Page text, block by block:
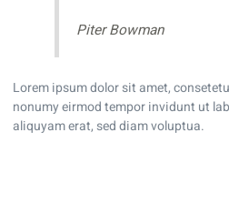
Piter Bowman
Lorem ipsum dolor sit amet,
nonumy eirmod tempor invidunt ut
aliquyam erat, sed diam voluptua.